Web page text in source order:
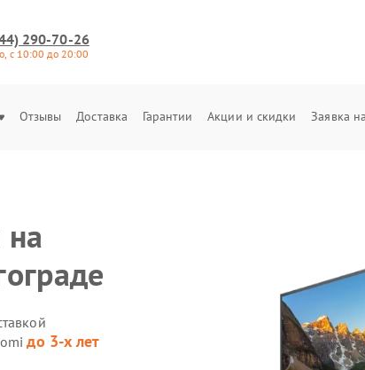
290-70-26
с 10:00 до 20:00
Отзывы Доставка Гарантии Акции и скидки Заявка
до 3-х лет